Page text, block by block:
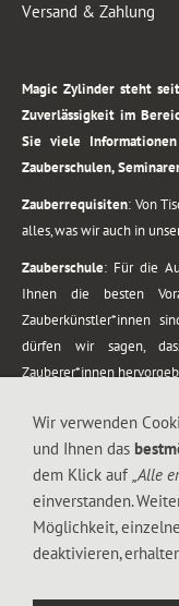
Versand & Zahlung
Magic Zylinder steht
Zuverlässigkeit im
Sie viele
Zauberschulen,
Zauberrequisiten: Von
alles, was wir auch in
Zauberschule: Für die
Ihnen die besten
Zauberkünstler*innen
dürfen wir sagen,
Zauberer*innen
vom Kinderprogramm bis
meiner Zauber-
gewürzt mit Gags und
Wir verwenden
und Ihnen das
dem Klick auf „Alle
einverstanden.
Möglichkeit,
deaktivieren,